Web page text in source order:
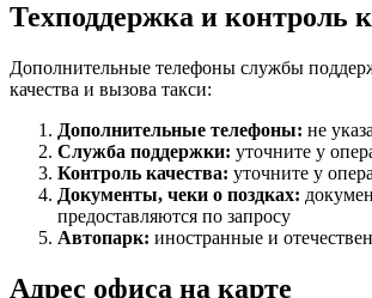
Техподдержка и контроль
Дополнительные телефоны службы
качества и вызова такси:
Дополнительные телефоны: не
Служба поддержки: уточните у
Контроль качества: уточните у
Документы, чеки о поздках:
предоставляются по запросу
Автопарк: иностранные и
Адрес офиса на карте